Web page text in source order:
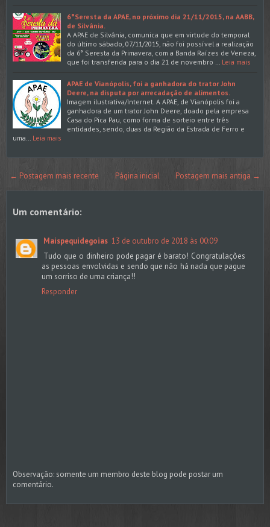
6°Seresta da APAE, no próximo dia 21/11/2015, na AABB,
de Silvânia.
A APAE de Silvânia, comunica que em virtude do temporal
do último sábado, 07/11/2015, não foi possível a realização
da 6° Seresta da Primavera, com a Banda Raízes de Veneza,
que foi transferida para o dia 21 de novembro …
Leia mais
APAE de Vianópolis, foi a ganhadora do trator John
Deere, na disputa por arrecadação de alimentos.
Imagem ilustrativa/Internet. A APAE, de Vianópolis foi a
ganhadora de um trator John Deere, doado pela empresa
Casa do Pica Pau, como forma de sorteio entre três
entidades, sendo, duas da Região da Estrada de Ferro e
uma…
Leia mais
← Postagem mais recente Postagem mais antiga →
Página inicial
Um comentário:
Maispequidegoias 13 de outubro de 2018 às 00:09
Tudo que o dinheiro pode pagar é barato! Congratulações
as pessoas envolvidas e sendo que não há nada que pague
um sorriso de uma criança!!
Responder
Observação: somente um membro deste blog pode postar um
comentário.